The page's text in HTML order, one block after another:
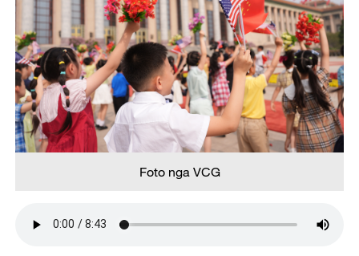
Foto nga VCG